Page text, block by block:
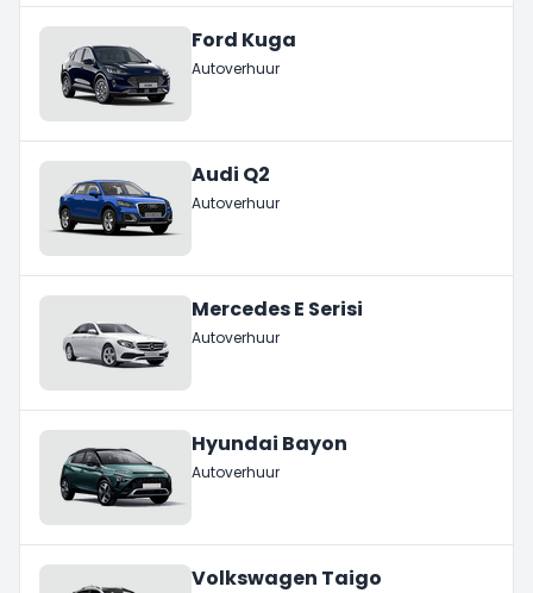
Ford Kuga
Autoverhuur
Audi Q2
Autoverhuur
Mercedes E Serisi
Autoverhuur
Hyundai Bayon
Autoverhuur
Volkswagen Taigo